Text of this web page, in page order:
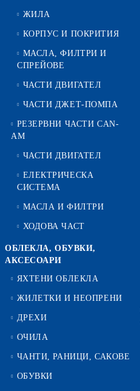
ЖИЛА
КОРПУС И ПОКРИТИЯ
МАСЛА, ФИЛТРИ И
СПРЕЙОВЕ
ЧАСТИ ДВИГАТЕЛ
ЧАСТИ ДЖЕТ-ПОМПА
РЕЗЕРВНИ ЧАСТИ CAN-
AM
ЧАСТИ ДВИГАТЕЛ
ЕЛЕКТРИЧЕСКА
СИСТЕМА
МАСЛА И ФИЛТРИ
ХОДОВА ЧАСТ
ОБЛЕКЛА, ОБУВКИ,
АКСЕСОАРИ
ЯХТЕНИ ОБЛЕКЛА
ЖИЛЕТКИ И НЕОПРЕНИ
ДРЕХИ
ОЧИЛА
ЧАНТИ, РАНИЦИ, САКОВЕ
ОБУВКИ